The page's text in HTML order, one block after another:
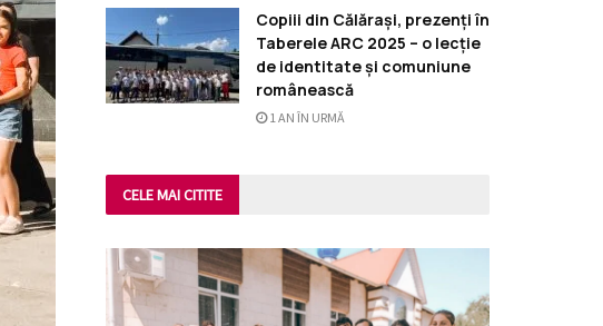
Copiii din Călărași, prezenți în
Taberele ARC 2025 – o lecție
de identitate și comuniune
românească
1 AN ÎN URMĂ
CELE MAI CITITE